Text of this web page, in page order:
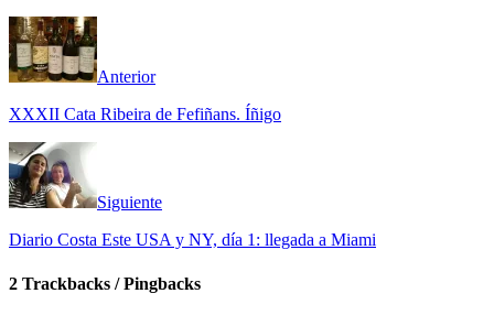
Anterior
XXXII Cata Ribeira de Fefiñans. Íñigo
Siguiente
Diario Costa Este USA y NY, día 1: llegada a Miami
2 Trackbacks / Pingbacks